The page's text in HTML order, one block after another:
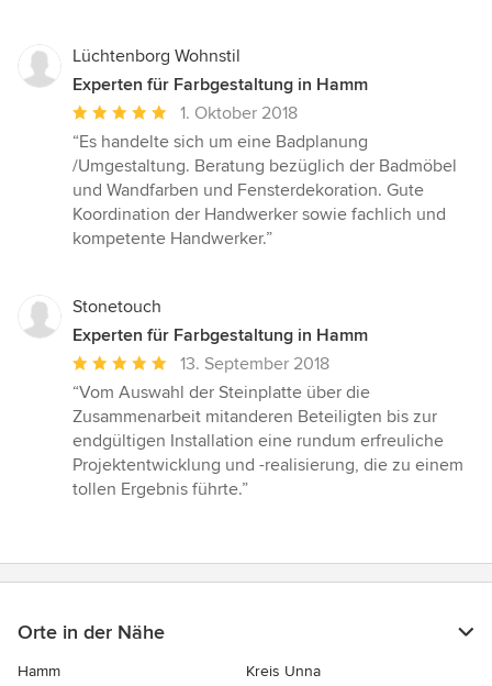
Lüchtenborg Wohnstil
Experten für Farbgestaltung in Hamm
Durchschnittliche
Bewertung:
5
von
5
Sternen
1. Oktober 2018
“Es handelte sich um eine Badplanung
/Umgestaltung. Beratung bezüglich der Badmöbel
und Wandfarben und Fensterdekoration. Gute
Koordination der Handwerker sowie fachlich und
kompetente Handwerker.”
Stonetouch
Experten für Farbgestaltung in Hamm
Durchschnittliche
Bewertung:
5
von
5
Sternen
13. September 2018
“Vom Auswahl der Steinplatte über die
Zusammenarbeit mitanderen Beteiligten bis zur
endgültigen Installation eine rundum erfreuliche
Projektentwicklung und -realisierung, die zu einem
tollen Ergebnis führte.”
Orte in der Nähe
Hamm Kreis Unna